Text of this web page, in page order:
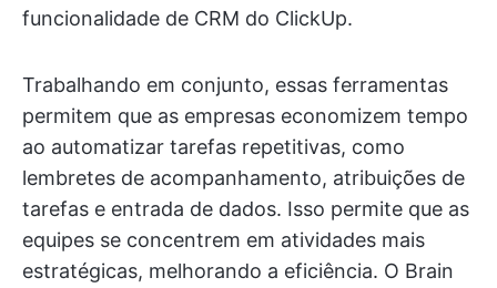
funcionalidade de CRM do ClickUp.
Trabalhando em conjunto, essas ferramentas
permitem que as empresas economizem tempo
ao automatizar tarefas repetitivas, como
lembretes de acompanhamento, atribuições de
tarefas e entrada de dados. Isso permite que as
equipes se concentrem em atividades mais
estratégicas, melhorando a eficiência. O Brain